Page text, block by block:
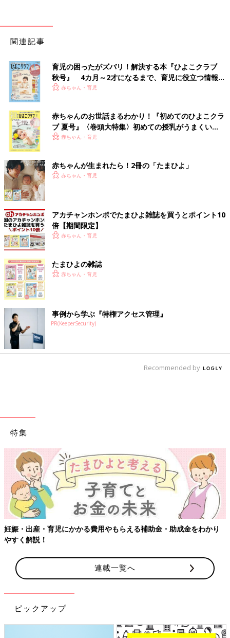
関連記事
育児の困ったがズバリ！解決する本『ひよこクラブ
秋号』 4カ月～2才になるまで、育児に役立つ情報が
いっぱい！
赤ちゃん・育児
赤ちゃんのお世話まるわかり！『初めてのひよこクラ
ブ 夏号』〈巻頭大特集〉初めての授乳がうまくい
く！ おっぱい・ミルクの基本と夏のトラブル 解決テ
赤ちゃん・育児
赤ちゃんが生まれたら！2冊の「たまひよ」
赤ちゃん・育児
アカチャンホンポでたまひよ雑誌を買うとポイント10
倍【期間限定】
赤ちゃん・育児
たまひよの雑誌
赤ちゃん・育児
事例から学ぶ『特権アクセス管理』
PR(KeeperSecurity)
Recommended by
特集
妊娠・出産・育児にかかる費用やもらえる補助金・助成金をわかり
やすく解説！
連載一覧へ
ピックアップ